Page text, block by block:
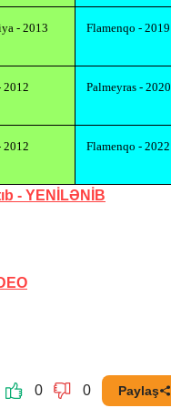
- 2013 Flamenqo - 2019
2012 Palmeyras - 2020
2012 Flamenqo - 2022
- YENİLƏNİB
0 0 Paylaş